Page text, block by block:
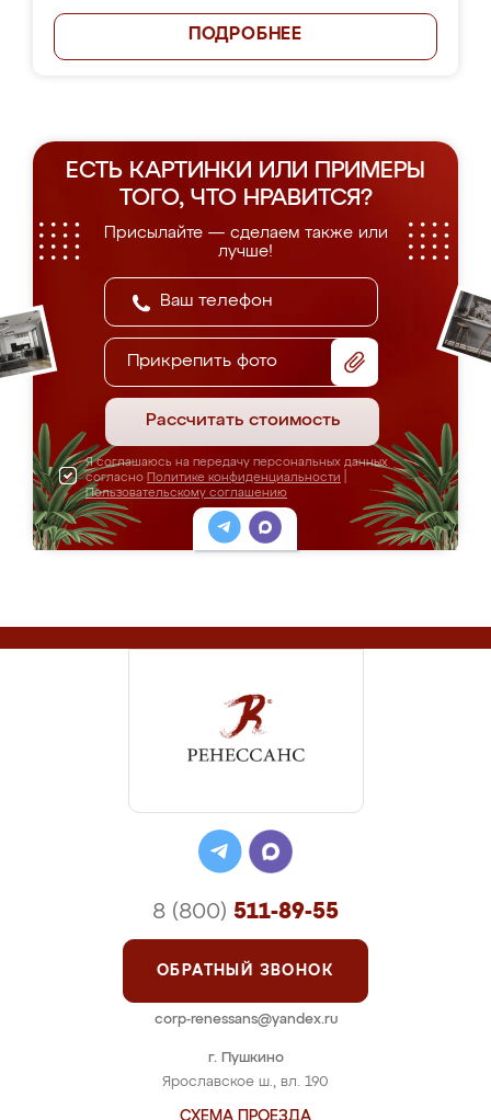
ПОДРОБНЕЕ
ЕСТЬ КАРТИНКИ ИЛИ ПРИМЕРЫ
ТОГО, ЧТО НРАВИТСЯ?
Присылайте — сделаем также или
лучше!
Прикрепить фото
Рассчитать стоимость
Я соглашаюсь на передачу персональных данных
согласно Политике конфиденциальности
Пользовательскому соглашению
г. Пушкино
Ярославское ш., вл. 190
СХЕМА ПРОЕЗДА
8 (800) 511-89-55
ОБРАТНЫЙ ЗВОНОК
corp-renessans@yandex.ru